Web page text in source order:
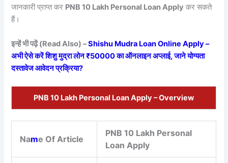
जानकारी प्राप्त कर PNB 10 Lakh Personal Loan Apply कर सकते
हैं।
इन्हें भी पढ़ें (Read Also) –Shishu Mudra Loan Online Apply –
अभी ऐसे करें शिशु मुद्रा लोन ₹50000 का ऑनलाइन अप्लाई, जाने योग्यता
दस्तावेज आवेदन प्रक्रिया?
PNB 10 Lakh Personal Loan Apply – Overview
Name Of Article
PNB 10 Lakh Personal
Loan Apply